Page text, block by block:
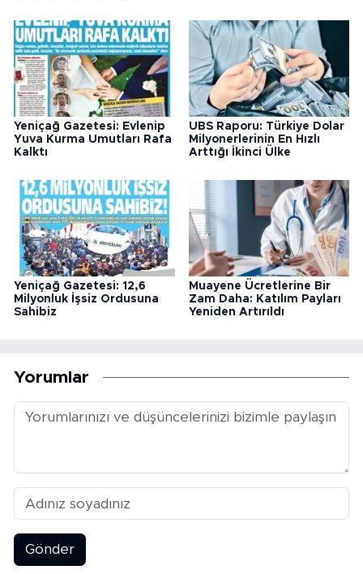
Yeniçağ Gazetesi: Evlenip
Yuva Kurma Umutları Rafa
Kalktı
UBS Raporu: Türkiye Dolar
Milyonerlerinin En Hızlı
Arttığı İkinci Ülke
Yeniçağ Gazetesi: 12,6
Milyonluk İşsiz Ordusuna
Sahibiz
Muayene Ücretlerine Bir
Zam Daha: Katılım Payları
Yeniden Artırıldı
Yorumlar
Gönder